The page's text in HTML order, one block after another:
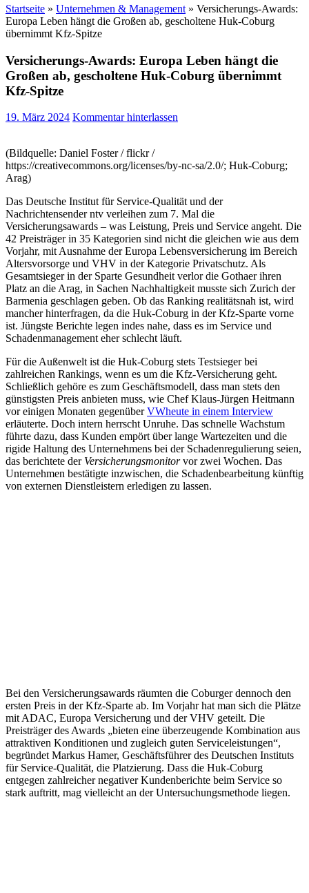
Startseite » Unternehmen & Management » Versicherungs-Awards:
Europa Leben hängt die Großen ab, gescholtene Huk-Coburg
übernimmt Kfz-Spitze
Versicherungs-Awards: Europa Leben hängt die
Großen ab, gescholtene Huk-Coburg übernimmt
Kfz-Spitze
19. März 2024 Kommentar hinterlassen
(Bildquelle: Daniel Foster / flickr /
https://creativecommons.org/licenses/by-nc-sa/2.0/; Huk-Coburg;
Arag)
Das Deutsche Institut für Service-Qualität und der
Nachrichtensender ntv verleihen zum 7. Mal die
Versicherungsawards – was Leistung, Preis und Service angeht. Die
42 Preisträger in 35 Kategorien sind nicht die gleichen wie aus dem
Vorjahr, mit Ausnahme der Europa Lebensversicherung im Bereich
Altersvorsorge und VHV in der Kategorie Privatschutz. Als
Gesamtsieger in der Sparte Gesundheit verlor die Gothaer ihren
Platz an die Arag, in Sachen Nachhaltigkeit musste sich Zurich der
Barmenia geschlagen geben. Ob das Ranking realitätsnah ist, wird
mancher hinterfragen, da die Huk-Coburg in der Kfz-Sparte vorne
ist. Jüngste Berichte legen indes nahe, dass es im Service und
Schadenmanagement eher schlecht läuft.
Für die Außenwelt ist die Huk-Coburg stets Testsieger bei
zahlreichen Rankings, wenn es um die Kfz-Versicherung geht.
Schließlich gehöre es zum Geschäftsmodell, dass man stets den
günstigsten Preis anbieten muss, wie Chef Klaus-Jürgen Heitmann
vor einigen Monaten gegenüberVWheute in einem Interview
erläuterte. Doch intern herrscht Unruhe. Das schnelle Wachstum
führte dazu, dass Kunden empört über lange Wartezeiten und die
rigide Haltung des Unternehmens bei der Schadenregulierung seien,
das berichtete der Versicherungsmonitorvor zwei Wochen. Das
Unternehmen bestätigte inzwischen, die Schadenbearbeitung künftig
von externen Dienstleistern erledigen zu lassen.
Bei den Versicherungsawards räumten die Coburger dennoch den
ersten Preis in der Kfz-Sparte ab. Im Vorjahr hat man sich die Plätze
mit ADAC, Europa Versicherung und der VHV geteilt. Die
Preisträger des Awards „bieten eine überzeugende Kombination aus
attraktiven Konditionen und zugleich guten Serviceleistungen“,
begründet Markus Hamer, Geschäftsführer des Deutschen Instituts
für Service-Qualität, die Platzierung. Dass die Huk-Coburg
entgegen zahlreicher negativer Kundenberichte beim Service so
stark auftritt, mag vielleicht an der Untersuchungsmethode liegen.